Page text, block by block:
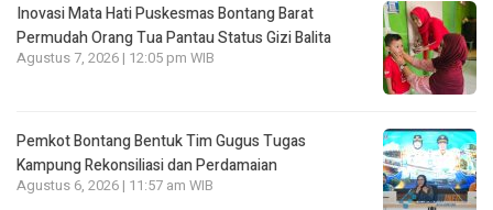
Inovasi Mata Hati Puskesmas Bontang Barat
Permudah Orang Tua Pantau Status Gizi Balita
Agustus 7, 2026 | 12:05 pm WIB
Pemkot Bontang Bentuk Tim Gugus Tugas
Kampung Rekonsiliasi dan Perdamaian
Agustus 6, 2026 | 11:57 am WIB